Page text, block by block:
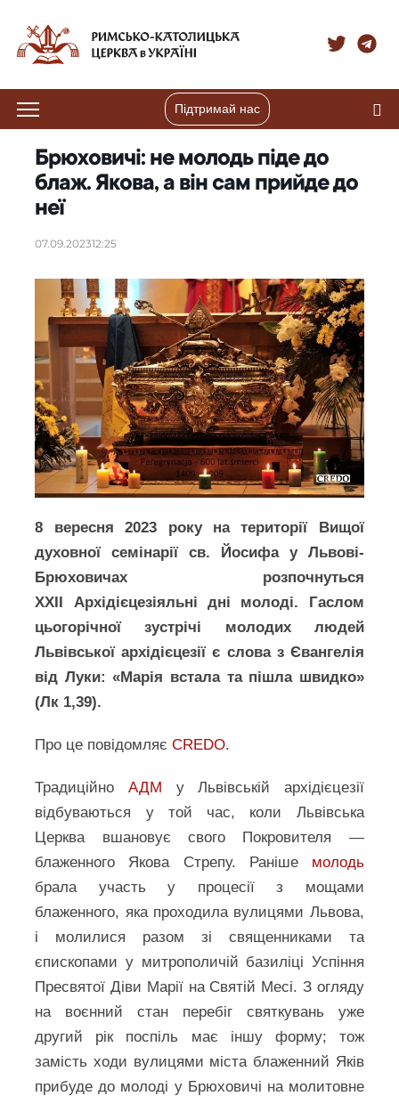
Підтримай нас
Брюховичі: не молодь піде до
блаж. Якова, а він сам прийде до
неї
07.09.202312:25
8 вересня 2023 року на території Вищої
духовної семінарії св. Йосифа у Львові-
Брюховичах розпочнуться
ХХІІ Архідієцезіяльні дні молоді. Гаслом
цьогорічної зустрічі молодих людей
Львівської архідієцезії є слова з Євангелія
від Луки: «Марія встала та пішла швидко»
(Лк 1,39).
Про це повідомляєCREDO.
Традиційно АДМ у Львівській архідієцезії
відбуваються у той час, коли Львівська
Церква вшановує свого Покровителя —
блаженного Якова Стрепу. Раніше молодь
брала участь у процесії з мощами
блаженного, яка проходила вулицями Львова,
і молилися разом зі священниками та
єпископами у митрополичій базиліці Успіння
Пресвятої Діви Марії на Святій Месі. З огляду
на воєнний стан перебіг святкувань уже
другий рік поспіль має іншу форму; тож
замість ходи вулицями міста блаженний Яків
прибуде до молоді у Брюховичі на молитовне